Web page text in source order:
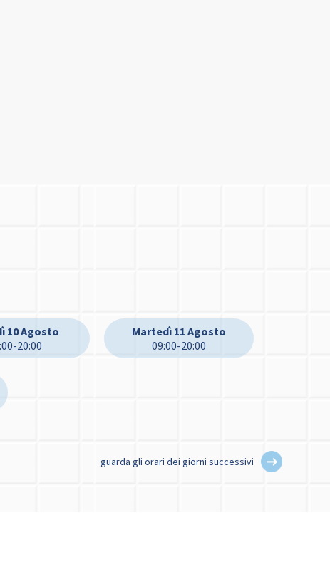
10 Agosto
20:00
Martedì 11 Agosto
09:00-20:00
guarda gli orari dei giorni successivi